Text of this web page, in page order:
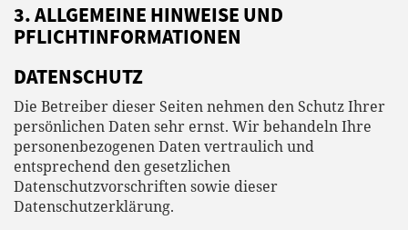
3. ALLGEMEINE HINWEISE UND
PFLICHT­INFORMATIONEN
DATENSCHUTZ
Die Betreiber dieser Seiten nehmen den Schutz Ihrer
persönlichen Daten sehr ernst. Wir behandeln Ihre
personenbezogenen Daten vertraulich und
entsprechend den gesetzlichen
Datenschutzvorschriften sowie dieser
Datenschutzerklärung.